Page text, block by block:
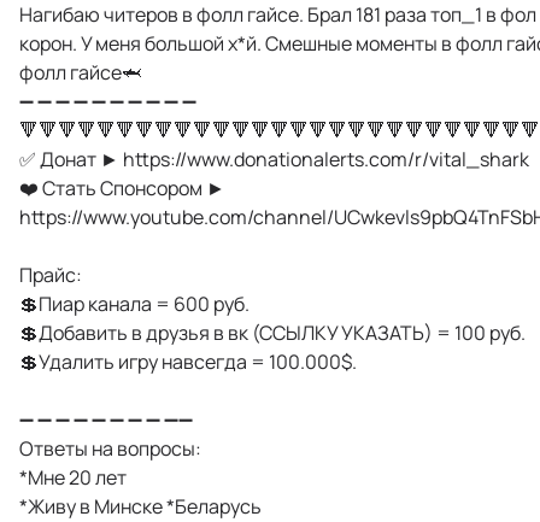
Нагибаю читеров в фолл гайсе. Брал 181 раза топ_1 в фол
корон. У меня большой х*й. Смешные моменты в фолл
фолл гайсе🦈
➖ ➖ ➖ ➖ ➖ ➖ ➖ ➖ ➖ ➖
✅ Донат ► https://www.donationalerts.com/r/vital_shark
❤️ Стать Спонсором ►
https://www.youtube.com/channel/
Прайс:
💲Пиар канала = 600 руб.
💲Добавить в друзья в вк (ССЫЛКУ УКАЗАТЬ) = 100 руб.
💲Удалить игру навсегда = 100.000$.
➖ ➖ ➖ ➖ ➖ ➖ ➖ ➖ ➖➖
Ответы на вопросы:
*Мне 20 лет
*Живу в Минске *Беларусь